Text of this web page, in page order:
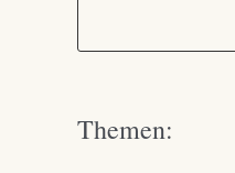
Themen: